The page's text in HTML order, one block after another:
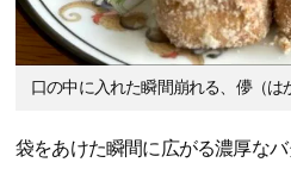
口の中に入れた瞬間崩れる、儚（は
袋をあけた瞬間に広がる濃厚な